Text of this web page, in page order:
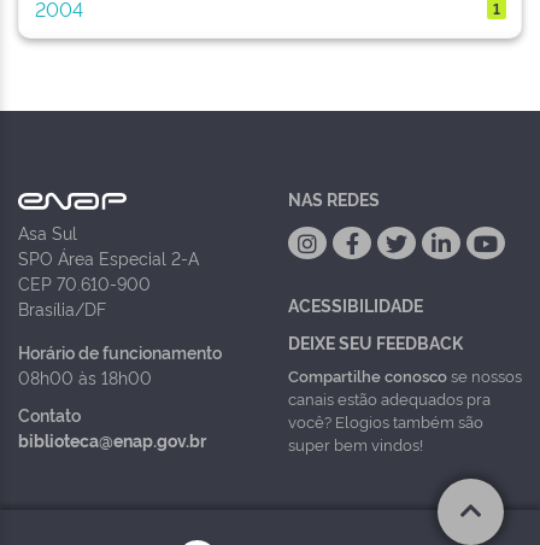
2004
1
Asa Sul
SPO Área Especial 2-A
CEP 70.610-900
Brasília/DF
Horário de funcionamento
08h00 às 18h00
Contato
biblioteca@enap.gov.br
NAS REDES
ACESSIBILIDADE
DEIXE SEU FEEDBACK
Compartilhe conoscose nossos
canais estão adequados pra
você? Elogios também são
super bem vindos!